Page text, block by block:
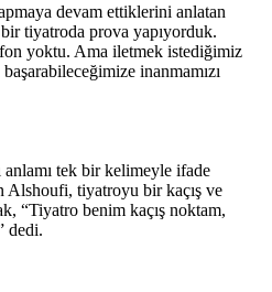
devam ettiklerini anlatan
tiyatroda prova yapıyorduk.
yoktu. Ama iletmek istediğimiz
inanmamızı
anlamı tek bir kelimeyle ifade
Alshoufi, tiyatroyu bir kaçış ve
“Tiyatro benim kaçış noktam,
dedi.